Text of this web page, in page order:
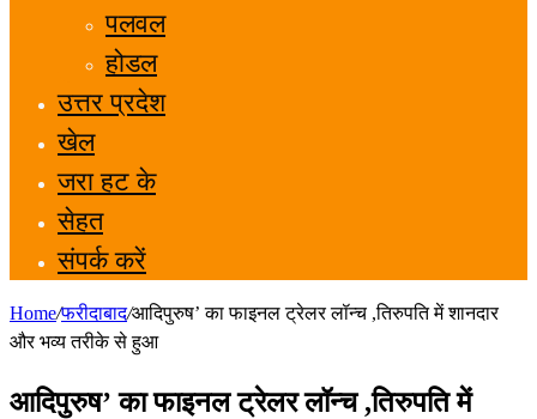
पलवल
होडल
उत्तर प्रदेश
खेल
जरा हट के
सेहत
संपर्क करें
Home/फरीदाबाद/आदिपुरुष’ का फाइनल ट्रेलर लॉन्च ,तिरुपति में शानदार
और भव्य तरीके से हुआ
आदिपुरुष’ का फाइनल ट्रेलर लॉन्च ,तिरुपति में